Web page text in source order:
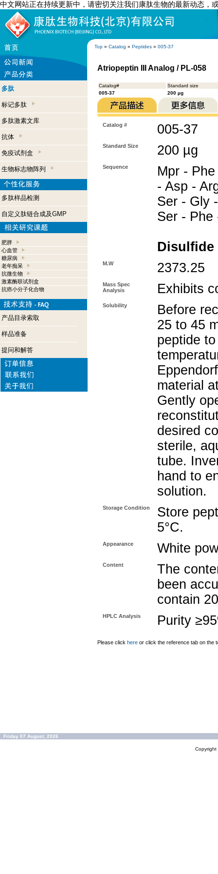
中文网站正在持续更新中，请密切关注我们康肽生物的最新动态，
Top » Catalog » Peptides » 005-37
多肽
标记多肽
多肽激素文库
抗体
免疫试剂盒
生物标志物阵列
多肽样品检测
自定义肽链合成及GMP
肥胖
心血管
糖尿病
老年痴呆
抗微生物
激素酶联试剂盒
抗癌小分子化合物
产品目录索取
样品准备
提问和解答
Atriopeptin III Analog / PL-058
Catalog#
Standard size
005-37
200 µg
Catalog # 005-37
Standard Size 200 µg
Sequence
Mpr -
- Asp -
Ser - Gly
Ser - Phe
M.W 2373.25
Mass Spec
Analysis
Exhibits
Solubility
Before
25 to 45
peptide
material
Gently
desired
sterile,
tube.
hand to
solution.
Storage Condition
Store
5°C.
Appearance White
Content
The
been
contain
HPLC Analysis Purity
Please click here or click the reference tab on the
Friday 07 August, 2026